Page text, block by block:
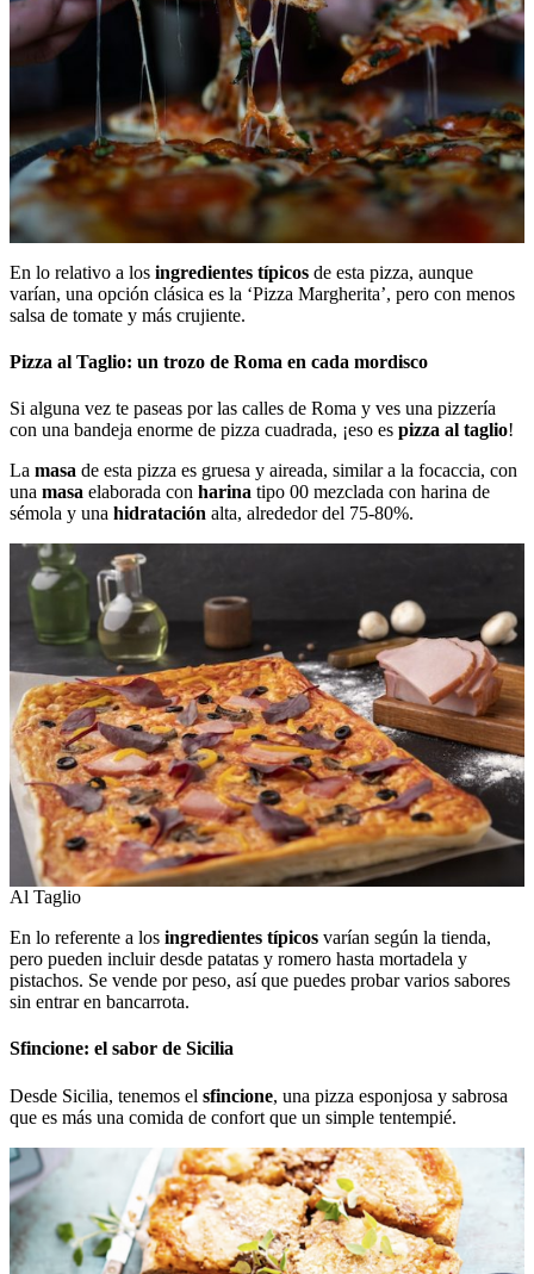
En lo relativo a los ingredientes típicos de esta pizza, aunque
varían, una opción clásica es la ‘Pizza Margherita’, pero con menos
salsa de tomate y más crujiente.
Pizza al Taglio: un trozo de Roma en cada mordisco
Si alguna vez te paseas por las calles de Roma y ves una pizzería
con una bandeja enorme de pizza cuadrada, ¡eso es pizza al taglio!
La masa de esta pizza es gruesa y aireada, similar a la focaccia, con
una masa elaborada con harina tipo 00 mezclada con harina de
sémola y una hidratación alta, alrededor del 75-80%.
Al Taglio
En lo referente a los ingredientes típicos varían según la tienda,
pero pueden incluir desde patatas y romero hasta mortadela y
pistachos. Se vende por peso, así que puedes probar varios sabores
sin entrar en bancarrota.
Sfincione: el sabor de Sicilia
Desde Sicilia, tenemos el sfincione, una pizza esponjosa y sabrosa
que es más una comida de confort que un simple tentempié.